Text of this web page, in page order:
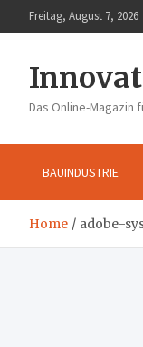
to
Freitag, August 7, 2026
Das Online-Magazin
BAUINDUSTRIE
Home adobe-